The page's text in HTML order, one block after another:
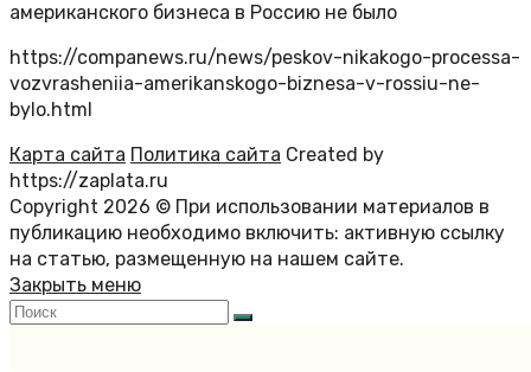
американского бизнеса в Россию не было
https://companews.ru/news/peskov-nikakogo-processa-
vozvrasheniia-amerikanskogo-biznesa-v-rossiu-ne-
bylo.html
Карта сайта Политика сайта Created by
https://zaplata.ru
Copyright 2026 © При использовании материалов в
публикацию необходимо включить: активную ссылку
на статью, размещенную на нашем сайте.
Закрыть меню